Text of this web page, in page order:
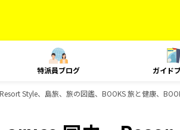
特派員ブログ ガイド
Style、島旅、旅の図鑑、BOOKS 旅と健康、